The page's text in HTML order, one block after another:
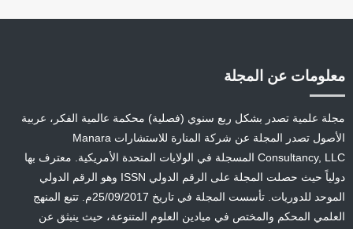
معلومات عن المجلة
مجلة علمية تصدر بشكل ربع سنوي (فصلية) محكمة عالمية الفكر، عربية
الأصول تصدر المجلة عن شركة المنارة للاستشارات Manara
Consultancy, LLC المسجلة في الولايات المتحدة الأمريكية. معترف بها
دولياً حيث حصلت المجلة على الرقم الدولي ISSN وهو الرقم الدولي
الموحد للدوريات. تأسست المجلة في تاريخ 25/09/2017م. تتبع المنهج
العلمي المحكم والمختص في ميادين العلوم المتنوعة، حيث ينبثق عن